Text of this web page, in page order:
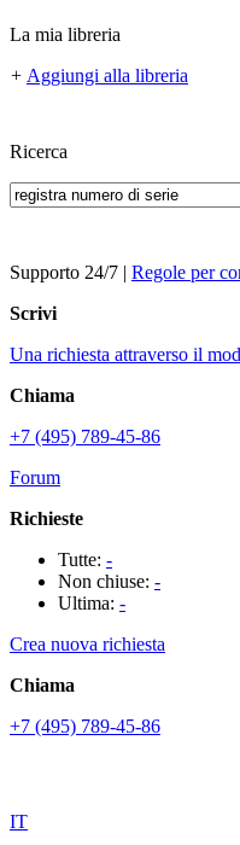
La mia libreria
+ Aggiungi alla libreria
Ricerca
Supporto 24/7 | Regole per
Scrivi
Una richiesta attraverso il
Chiama
+7 (495) 789-45-86
Forum
Richieste
Tutte: -
Non chiuse: -
Ultima: -
Crea nuova richiesta
Chiama
+7 (495) 789-45-86
IT